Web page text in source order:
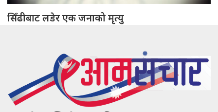
सिँढीबाट लडेर एक जनाको मृत्यु